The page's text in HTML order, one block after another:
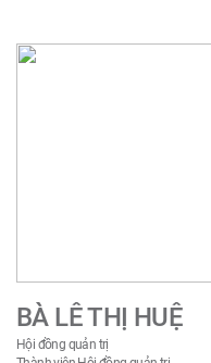
BÀ LÊ THỊ HUỆ
Hội đồng quản trị